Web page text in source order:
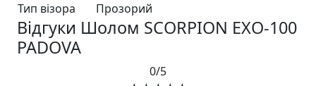
Тип візора
Прозорий
Відгуки Шолом SCORPION EXO-100
PADOVA
0/5